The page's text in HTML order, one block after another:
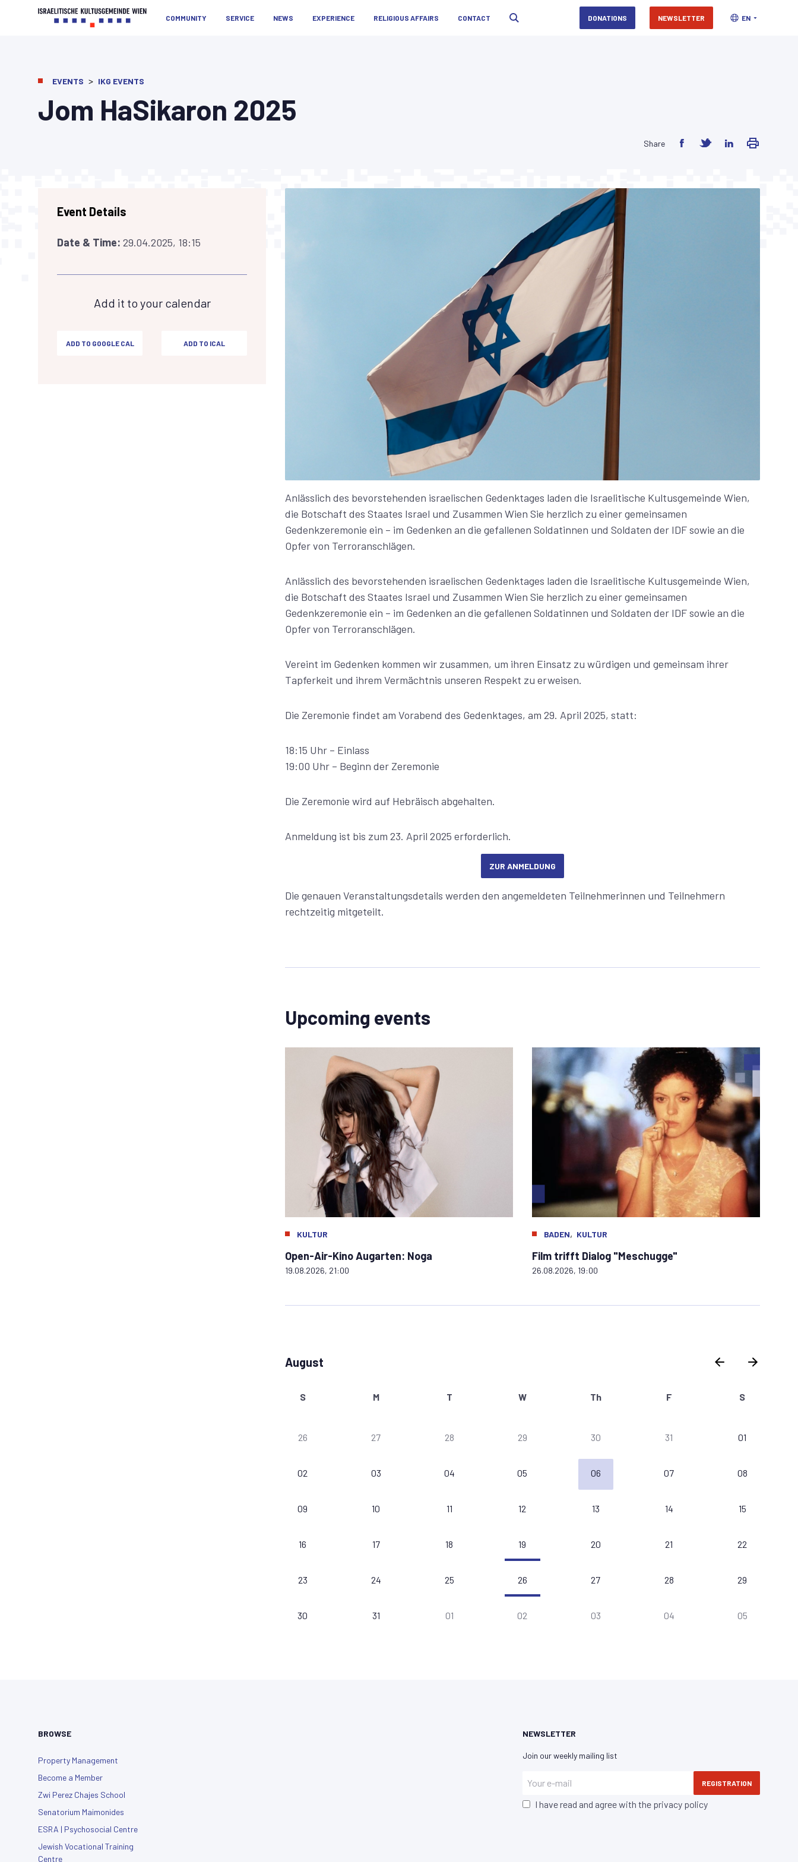
COMMUNITY SERVICE NEWS EXPERIENCE RELIGIOUS AFFAIRS CONTACT DONATIONS NEWSLETTER EN
EVENTS > IKG EVENTS
Jom HaSikaron 2025
Share
Event Details
Date & Time: 29.04.2025, 18:15
Add it to your calendar
ADD TO GOOGLE CAL ADD TO ICAL
Anlässlich des bevorstehenden israelischen Gedenktages laden die Israelitische Kultusgemeinde Wien,
die Botschaft des Staates Israel und Zusammen Wien Sie herzlich zu einer gemeinsamen
Gedenkzeremonie ein – im Gedenken an die gefallenen Soldatinnen und Soldaten der IDF sowie an die
Opfer von Terroranschlägen.
Anlässlich des bevorstehenden israelischen Gedenktages laden die Israelitische Kultusgemeinde Wien,
die Botschaft des Staates Israel und Zusammen Wien Sie herzlich zu einer gemeinsamen
Gedenkzeremonie ein – im Gedenken an die gefallenen Soldatinnen und Soldaten der IDF sowie an die
Opfer von Terroranschlägen.
Vereint im Gedenken kommen wir zusammen, um ihren Einsatz zu würdigen und gemeinsam ihrer
Tapferkeit und ihrem Vermächtnis unseren Respekt zu erweisen.
Die Zeremonie findet am Vorabend des Gedenktages, am 29. April 2025, statt:
18:15 Uhr – Einlass
19:00 Uhr – Beginn der Zeremonie
Die Zeremonie wird auf Hebräisch abgehalten.
Anmeldung ist bis zum 23. April 2025 erforderlich.
ZUR ANMELDUNG
Die genauen Veranstaltungsdetails werden den angemeldeten Teilnehmerinnen und Teilnehmern
rechtzeitig mitgeteilt.
Upcoming events
KULTUR
Open-Air-Kino Augarten: Noga
19.08.2026, 21:00
BADEN, KULTUR
Film trifft Dialog "Meschugge"
26.08.2026, 19:00
August
S M T W Th F S
26 27 28 29 30 31 01
02 03 04 05 06 07 08
09 10 11 12 13 14 15
16 17 18 19 20 21 22
23 24 25 26 27 28 29
30 31 01 02 03 04 05
BROWSE
Property Management
Become a Member
Zwi Perez Chajes School
Senatorium Maimonides
ESRA | Psychosocial Centre
Jewish Vocational Training
Centre
NEWSLETTER
Join our weekly mailing list
REGISTRATION
I have read and agree with the privacy policy